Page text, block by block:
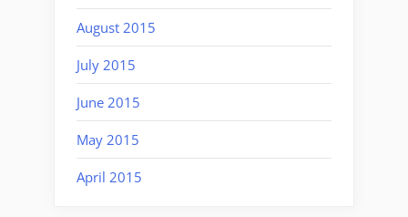
August 2015
July 2015
June 2015
May 2015
April 2015